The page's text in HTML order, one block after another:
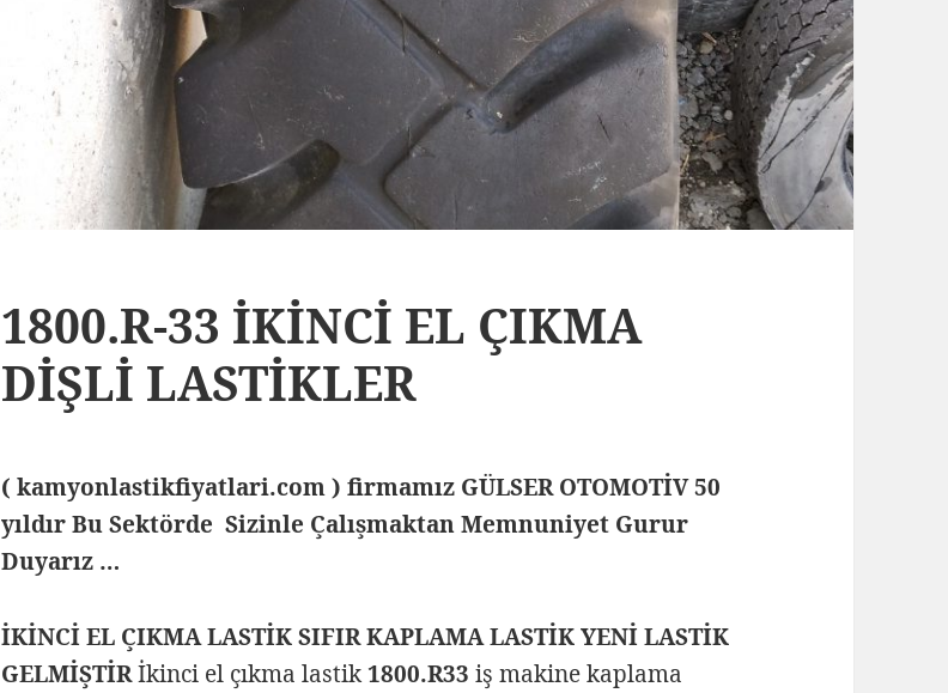
1800.R-33 İKİNCİ EL ÇIKMA
DİŞLİ LASTİKLER
( kamyonlastikfiyatlari.com ) firmamız GÜLSER OTOMOTİV 50
yıldır Bu Sektörde Sizinle Çalışmaktan Memnuniyet Gurur
Duyarız …
İKİNCİ EL ÇIKMA LASTİK SIFIR KAPLAMA LASTİK YENİ LASTİK
GELMİŞTİRİkinci el çıkma lastik1800.R33 iş makine kaplama